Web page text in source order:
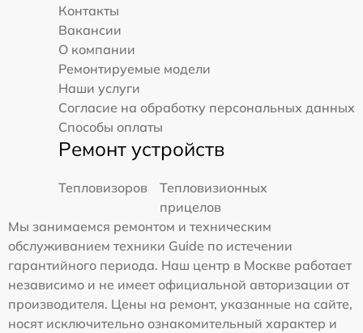
Контакты
Вакансии
О компании
Ремонтируемые модели
Наши услуги
Согласие на обработку персональных данных
Способы оплаты
Ремонт устройств
Тепловизоров
Тепловизионных
прицелов
Мы занимаемся ремонтом и техническим
обслуживанием техники Guide по истечении
гарантийного периода. Наш центр в Москве работает
независимо и не имеет официальной авторизации от
производителя. Цены на ремонт, указанные на сайте,
носят исключительно ознакомительный характер и